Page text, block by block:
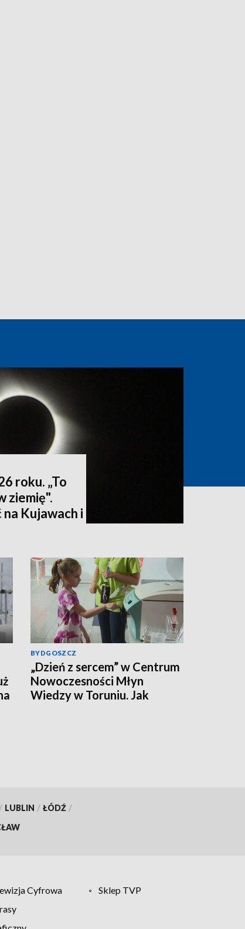
roku. „To
ziemię".
Kujawach i
BYDGOSZCZ
„Dzień z sercem” w Centrum
Nowoczesności Młyn
Wiedzy w Toruniu. Jak
/ LUBLIN / ŁÓDŹ /
Cyfrowa
Sklep TVP